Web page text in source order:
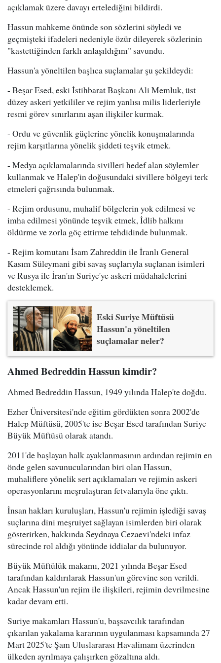
açıklamak üzere davayı ertelediğini bildirdi.
Hassun mahkeme önünde son sözlerini söyledi ve
geçmişteki ifadeleri nedeniyle özür dileyerek sözlerinin
"kastettiğinden farklı anlaşıldığını" savundu.
Hassun'a yöneltilen başlıca suçlamalar şu şekildeydi:
- Beşar Esed, eski İstihbarat Başkanı Ali Memluk, üst
düzey askeri yetkililer ve rejim yanlısı milis liderleriyle
resmi görev sınırlarını aşan ilişkiler kurmak.
- Ordu ve güvenlik güçlerine yönelik konuşmalarında
rejim karşıtlarına yönelik şiddeti teşvik etmek.
- Medya açıklamalarında sivilleri hedef alan söylemler
kullanmak ve Halep'in doğusundaki sivillere bölgeyi terk
etmeleri çağrısında bulunmak.
- Rejim ordusunu, muhalif bölgelerin yok edilmesi ve
imha edilmesi yönünde teşvik etmek, İdlib halkını
öldürme ve zorla göç ettirme tehdidinde bulunmak.
- Rejim komutanı İsam Zahreddin ile İranlı General
Kasım Süleymani gibi savaş suçlarıyla suçlanan isimleri
ve Rusya ile İran'ın Suriye'ye askeri müdahalelerini
desteklemek.
Eski Suriye Müftüsü
Hassun'a yöneltilen
suçlamalar neler?
Ahmed Bedreddin Hassun kimdir?
Ahmed Bedreddin Hassun, 1949 yılında Halep'te doğdu.
Ezher Üniversitesi'nde eğitim gördükten sonra 2002'de
Halep Müftüsü, 2005'te ise Beşar Esed tarafından Suriye
Büyük Müftüsü olarak atandı.
2011'de başlayan halk ayaklanmasının ardından rejimin en
önde gelen savunucularından biri olan Hassun,
muhaliflere yönelik sert açıklamaları ve rejimin askeri
operasyonlarını meşrulaştıran fetvalarıyla öne çıktı.
İnsan hakları kuruluşları, Hassun'u rejimin işlediği savaş
suçlarına dini meşruiyet sağlayan isimlerden biri olarak
gösterirken, hakkında Seydnaya Cezaevi'ndeki infaz
sürecinde rol aldığı yönünde iddialar da bulunuyor.
Büyük Müftülük makamı, 2021 yılında Beşar Esed
tarafından kaldırılarak Hassun'un görevine son verildi.
Ancak Hassun'un rejim ile ilişkileri, rejimin devrilmesine
kadar devam etti.
Suriye makamları Hassun'u, başsavcılık tarafından
çıkarılan yakalama kararının uygulanması kapsamında 27
Mart 2025'te Şam Uluslararası Havalimanı üzerinden
ülkeden ayrılmaya çalışırken gözaltına aldı.